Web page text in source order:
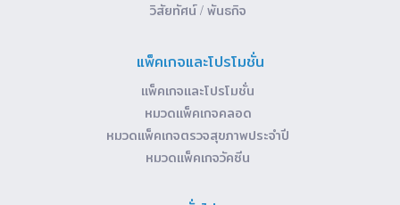
วิสัยทัศน์ / พันธกิจ
แพ็คเกจและโปรโมชั่น
แพ็คเกจและโปรโมชั่น
หมวดแพ็คเกจคลอด
หมวดแพ็คเกจตรวจสุขภาพประจำปี
หมวดแพ็คเกจวัคซีน